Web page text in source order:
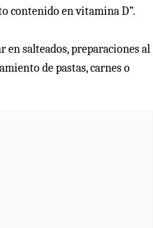
contenido en vitamina D”.
en salteados, preparaciones al
de pastas, carnes o